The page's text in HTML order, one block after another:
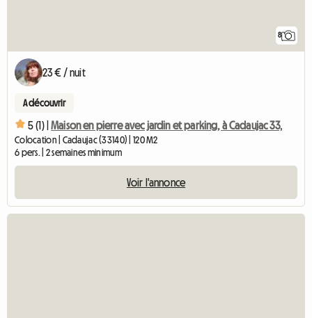
8
23 € / nuit
A découvrir
5 (1) | Maison en pierre avec jardin et parking, à Cadaujac 33,
Colocation | Cadaujac (33140) | 120 M2
6 pers. | 2 semaines minimum
Voir l'annonce